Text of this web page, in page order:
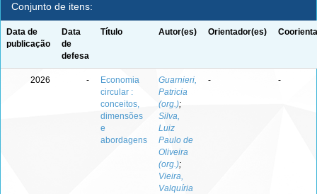
Conjunto de itens:
Data de
publicação
Data
de
defesa
Título Autor(es) Orientador(es)
2026 -
Economia
circular :
conceitos,
dimensões
e
abordagens
Guarnieri,
Patricia
(org.);
Silva,
Luiz
Paulo de
Oliveira
(org.);
Vieira,
Valquíria
- -